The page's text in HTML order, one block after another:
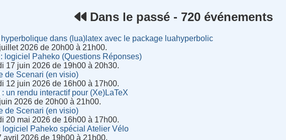
Dans le passé - 720 événements
dans (lua)latex avec le package luahyperbolic
2026 de 20h00 à 21h00.
logiciel Paheko (Questions Réponses)
17 juin 2026 de 19h00 à 20h30.
de Scenari (en visio)
12 juin 2026 de 16h00 à 17h00.
un rendu interactif pour (Xe)LaTeX
2026 de 20h00 à 21h00.
de Scenari (en visio)
20 mai 2026 de 16h00 à 17h00.
logiciel Paheko spécial Atelier Vélo
avril 2026 de 19h00 à 21h00.